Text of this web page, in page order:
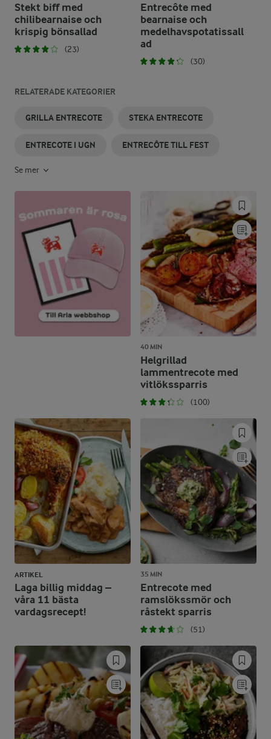
Stekt biff med
chilibearnaise och
krispig bönsallad
(23)
Entrecôte med
bearnaise och
medelhavspotatissall
ad
(30)
RELATERADE KATEGORIER
GRILLA ENTRECOTE STEKA ENTRECOTE
ENTRECOTE I UGN ENTRECÔTE TILL FEST
Se mer
40 MIN
Helgrillad
lammentrecote med
vitlökssparris
(100)
ARTIKEL
Laga billig middag –
våra 11 bästa
vardagsrecept!
35 MIN
Entrecote med
ramslökssmör och
råstekt sparris
(51)